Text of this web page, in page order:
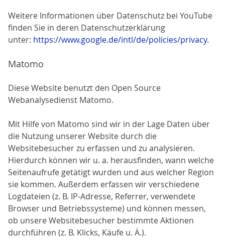
Weitere Informationen über Datenschutz bei YouTube
finden Sie in deren Datenschutzerklärung
unter: https://www.google.de/intl/de/policies/privacy.
Matomo
Diese Website benutzt den Open Source
Webanalysedienst Matomo.
Mit Hilfe von Matomo sind wir in der Lage Daten über
die Nutzung unserer Website durch die
Websitebesucher zu erfassen und zu analysieren.
Hierdurch können wir u. a. herausfinden, wann welche
Seitenaufrufe getätigt wurden und aus welcher Region
sie kommen. Außerdem erfassen wir verschiedene
Logdateien (z. B. IP-Adresse, Referrer, verwendete
Browser und Betriebssysteme) und können messen,
ob unsere Websitebesucher bestimmte Aktionen
durchführen (z. B. Klicks, Käufe u. Ä.).